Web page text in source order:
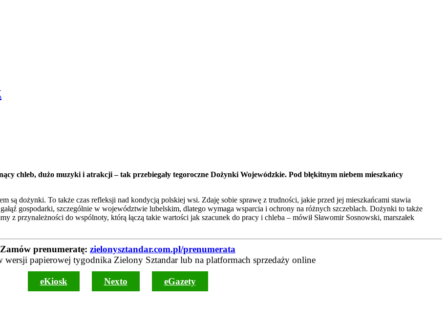
chleb, dużo muzyki i atrakcji – tak przebiegały tegoroczne Dożynki Wojewódzkie. Pod błękitnym niebem mieszkańcy
są dożynki. To także czas refleksji nad kondycją polskiej wsi. Zdaję sobie sprawę z trudności, jakie przed jej mieszkańcami stawia
gospodarki, szczególnie w województwie lubelskim, dlatego wymaga wsparcia i ochrony na różnych szczeblach. Dożynki to także
z przynależności do wspólnoty, którą łączą takie wartości jak szacunek do pracy i chleba – mówił Sławomir Sosnowski, marszałek
Zamów prenumeratę: zielonysztandar.com.pl/prenumerata
wersji papierowej tygodnika Zielony Sztandar lub na platformach sprzedaży online
eKiosk Nexto eGazety